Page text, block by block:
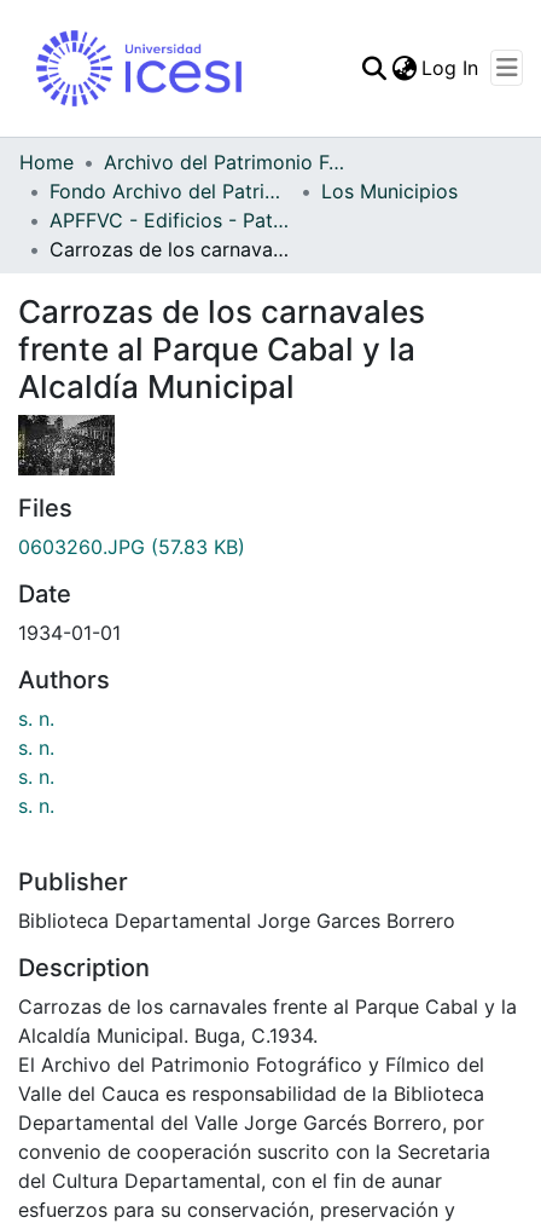
Statistics
Log In
Home
Archivo del Patrimonio Fotográfico y Fílmico del Valle del Cauca
Fondo Archivo del Patrimonio Fotográfico y Fílmico del Valle del Cauca
Los Municipios
APFFVC - Edificios - Patrimonial
Carrozas de los carnavales frente al Parque Cabal y la Alcaldía Municipal
Carrozas de los carnavales
frente al Parque Cabal y la
Alcaldía Municipal
Files
0603260.JPG (57.83 KB)
Date
1934-01-01
Authors
s. n.
s. n.
s. n.
s. n.
Publisher
Biblioteca Departamental Jorge Garces Borrero
Description
Carrozas de los carnavales frente al Parque Cabal y la
Alcaldía Municipal. Buga, C.1934.
El Archivo del Patrimonio Fotográfico y Fílmico del
Valle del Cauca es responsabilidad de la Biblioteca
Departamental del Valle Jorge Garcés Borrero, por
convenio de cooperación suscrito con la Secretaria
del Cultura Departamental, con el fin de aunar
esfuerzos para su conservación, preservación y